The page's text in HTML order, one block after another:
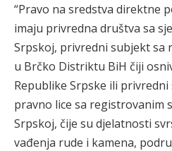
“Pravo na sredstva direktne
imaju privredna društva sa
Srpskoj, privredni subjekt sa
u Brčko Distriktu BiH čiji
Republike Srpske ili
pravno lice sa registrovanim
Srpskoj, čije su djelatnosti
vađenja rude i kamena,